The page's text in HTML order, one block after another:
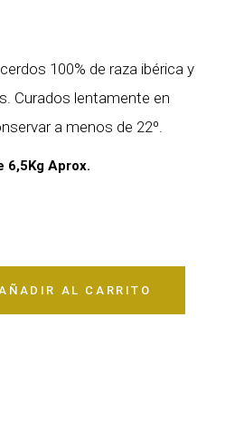
100% de raza ibérica y
Curados lentamente en
a menos de 22º.
6,5Kg Aprox.
AL CARRITO